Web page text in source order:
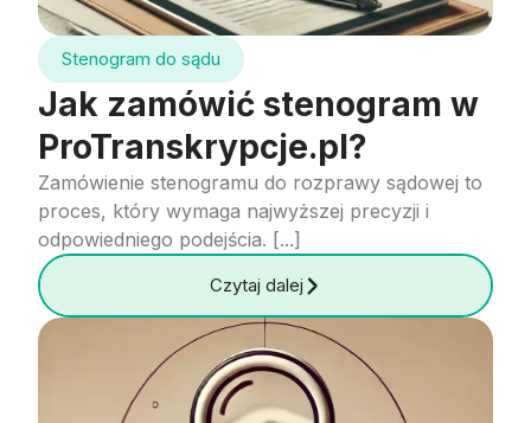
Stenogram do sądu
Jak zamówić stenogram w
ProTranskrypcje.pl?
Zamówienie stenogramu do rozprawy sądowej to
proces, który wymaga najwyższej precyzji i
odpowiedniego podejścia. [...]
Czytaj dalej